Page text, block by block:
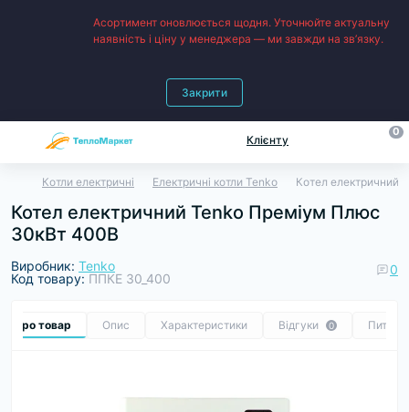
Асортимент оновлюється щодня. Уточнюйте актуальну
наявність і ціну у менеджера — ми завжди на зв’язку.
Закрити
Клієнту
0
Котли електричні Електричні котли Tenko Котел електричний
Котел електричний Tenko Преміум Плюс
30кВт 400В
Виробник: Tenko
Код товару: ППКЕ 30_400
0
про товар Опис Характеристики Відгуки 0